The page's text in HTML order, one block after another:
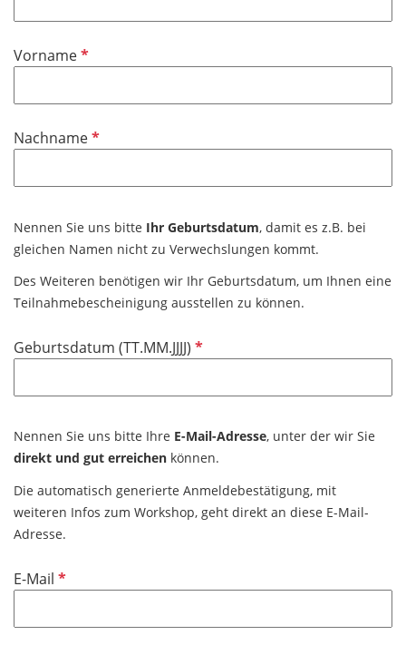
VornameP
c
t
e
l
NachnameP
c
h
f
e
d
Nennen Sie uns bitte Ihr Geburtsdatum, damit es z.B. bei
gleichen Namen nicht zu Verwechslungen kommt.
Des Weiteren benötigen wir Ihr Geburtsdatum, um Ihnen eine
Teilnahmebescheinigung ausstellen zu können.
Geburtsdatum (TT.MM.JJJJ) P
c
h
f
e
Nennen Sie uns bitte Ihre E-Mail-Adresse, unter der wir Sie
direkt und gut erreichen können.
Die automatisch generierte Anmeldebestätigung, mit
weiteren Infos zum Workshop, geht direkt an diese E-Mail-
Adresse.
E-Mail P